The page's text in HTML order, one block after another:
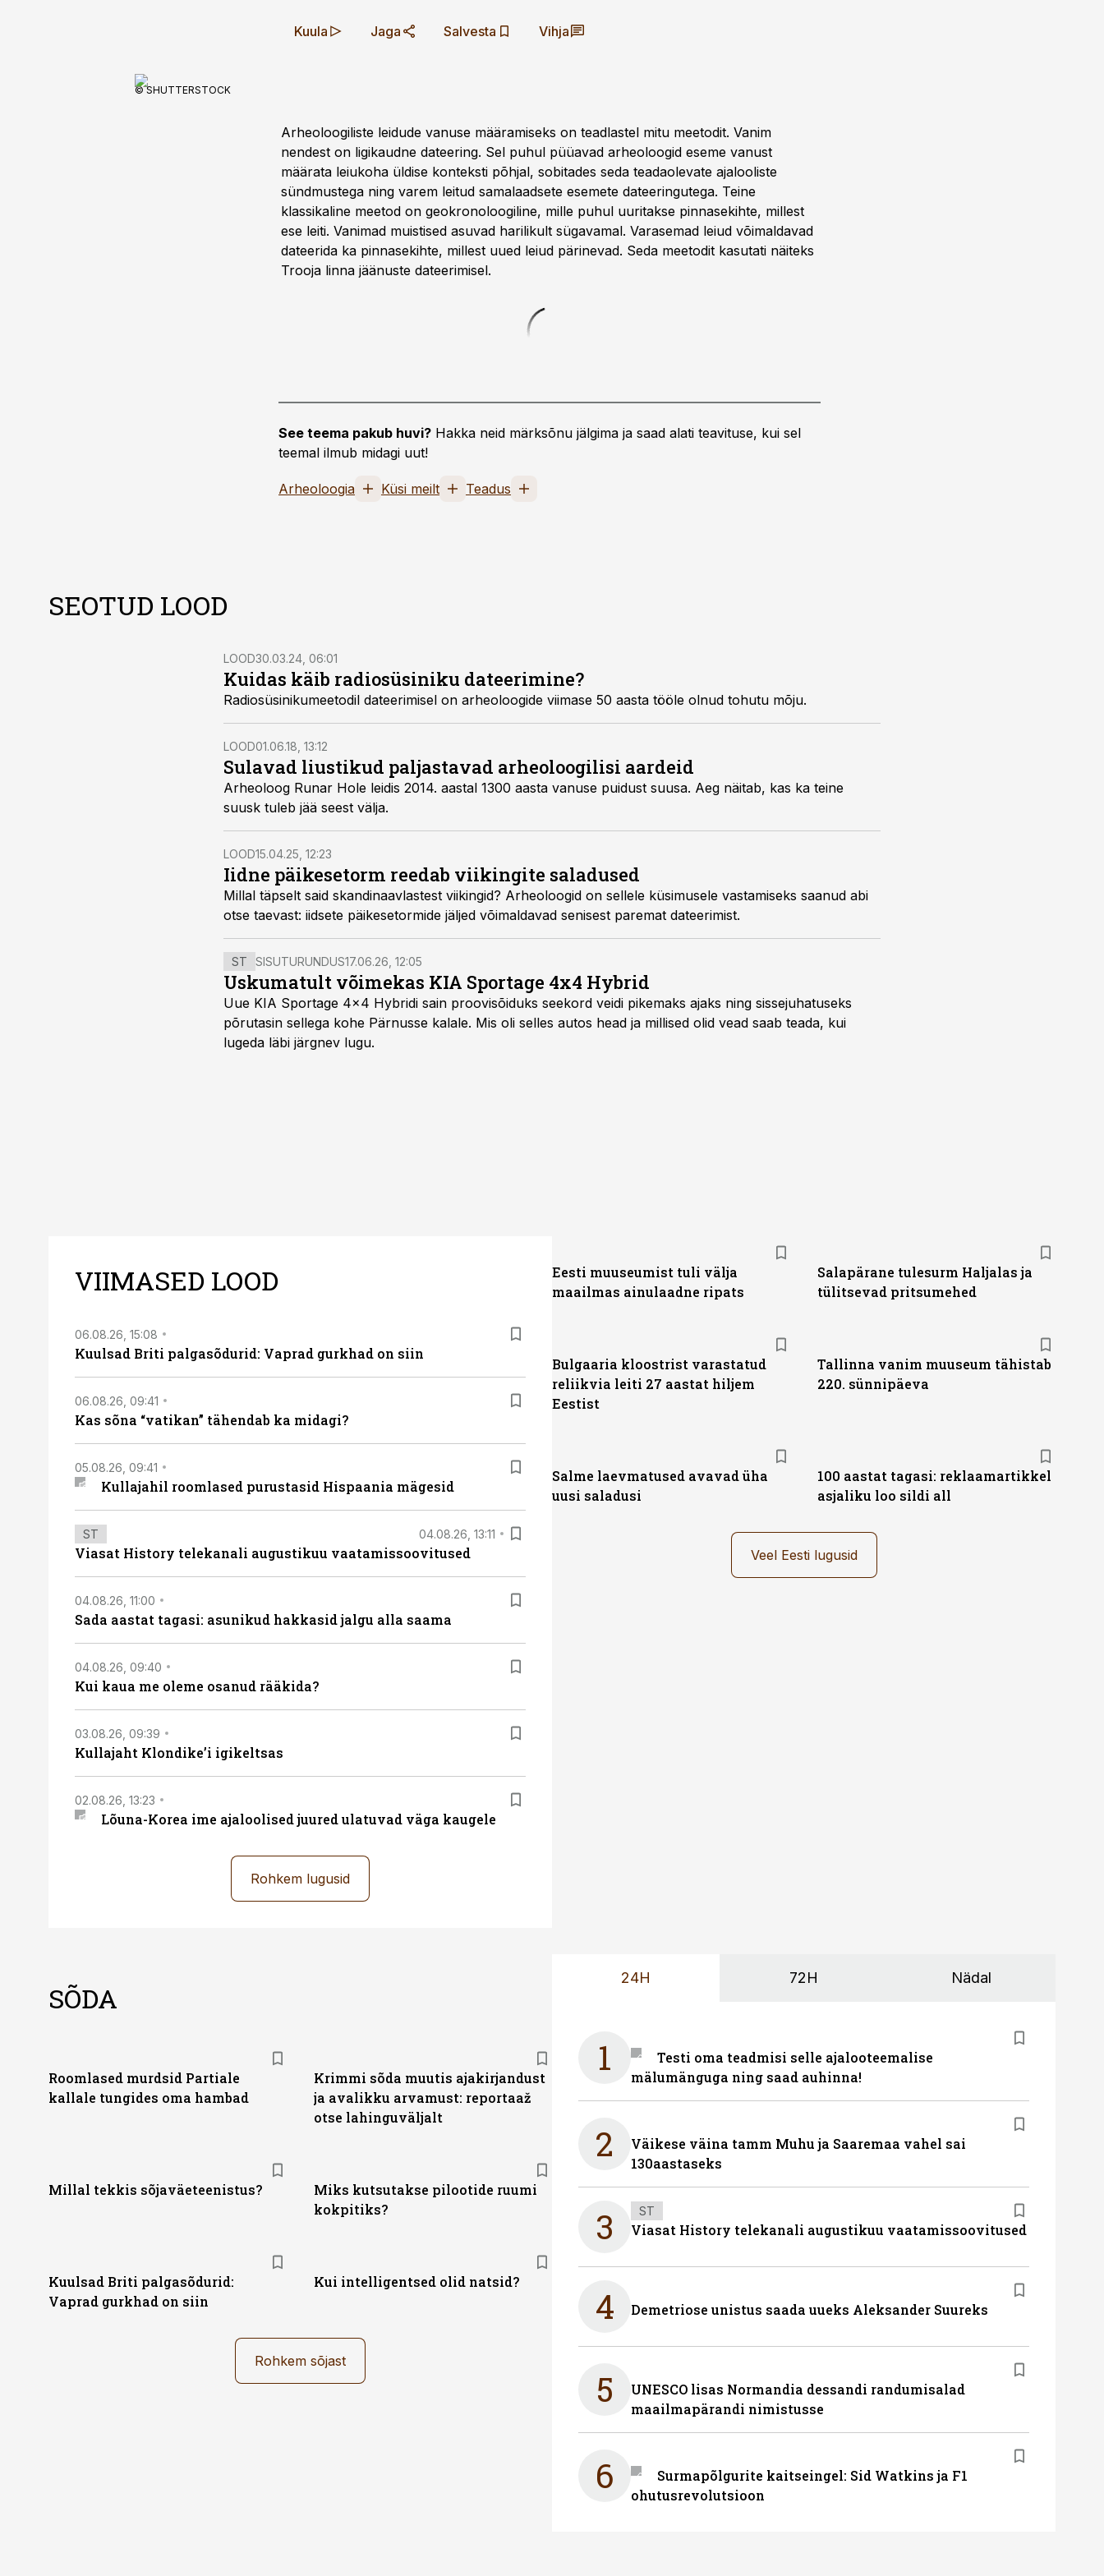
Kuula Jaga Salvesta Vihja
© SHUTTERSTOCK
Arheoloogiliste leidude vanuse määramiseks on teadlastel mitu meetodit. Vanim
nendest on ligikaudne dateering. Sel puhul püüavad arheoloogid eseme vanust
määrata leiu­koha üldise konteksti põhjal, sobitades seda teadaolevate ajalooliste
sündmustega ning varem leitud samalaadsete esemete dateeringutega. Teine
klassikaline meetod on geokronoloogiline, mille puhul uuritakse pinnasekihte, millest
ese leiti. Vanimad muistised asuvad harilikult sügavamal. Varasemad leiud võimaldavad
dateerida ka pinnasekihte, millest uued leiud pärinevad. Seda meetodit kasutati näiteks
Trooja linna jäänuste dateerimisel.
See teema pakub huvi? Hakka neid märksõnu jälgima ja saad alati teavituse, kui sel
teemal ilmub midagi uut!
Arheoloogia Küsi meilt Teadus
SEOTUD LOOD
LOOD30.03.24, 06:01
Kuidas käib radiosüsiniku dateerimine?
Radiosüsinikumeetodil dateerimisel on arheoloogide viimase 50 aasta tööle olnud tohutu mõju.
LOOD01.06.18, 13:12
Sulavad liustikud paljastavad arheoloogilisi aardeid
Arheoloog Runar Hole leidis 2014. aastal 1300 aasta vanuse puidust suusa. Aeg näitab, kas ka teine
suusk tuleb jää seest välja.
LOOD15.04.25, 12:23
Iidne päikesetorm reedab viikingite saladused
Millal täpselt said skandinaavlastest viikingid? Arheoloogid on sellele küsimusele vastamiseks saanud abi
otse taevast: iidsete päikesetormide jäljed võimaldavad senisest paremat dateerimist.
ST SISUTURUNDUS17.06.26, 12:05
Uskumatult võimekas KIA Sportage 4x4 Hybrid
Uue KIA Sportage 4x4 Hybridi sain proovisõiduks seekord veidi pikemaks ajaks ning sissejuhatuseks
põrutasin sellega kohe Pärnusse kalale. Mis oli selles autos head ja millised olid vead saab teada, kui
lugeda läbi järgnev lugu.
VIIMASED LOOD
06.08.26, 15:08
Kuulsad Briti palgasõdurid: Vaprad gurkhad on siin
06.08.26, 09:41
Kas sõna “vatikan” tähendab ka midagi?
05.08.26, 09:41
Kullajahil roomlased purustasid Hispaania mägesid
ST 04.08.26, 13:11
Viasat History telekanali augustikuu vaatamissoovitused
04.08.26, 11:00
Sada aastat tagasi: asunikud hakkasid jalgu alla saama
04.08.26, 09:40
Kui kaua me oleme osanud rääkida?
03.08.26, 09:39
Kullajaht Klondike’i igikeltsas
02.08.26, 13:23
Lõuna-Korea ime ajaloolised juured ulatuvad väga kaugele
Rohkem lugusid
Eesti muuseumist tuli välja
maailmas ainulaadne ripats
Salapärane tulesurm Haljalas ja
tülitsevad pritsumehed
Bulgaaria kloostrist varastatud
reliikvia leiti 27 aastat hiljem
Eestist
Tallinna vanim muuseum tähistab
220. sünnipäeva
Salme laevmatused avavad üha
uusi saladusi
100 aastat tagasi: reklaamartikkel
asjaliku loo sildi all
Veel Eesti lugusid
SÕDA
Roomlased murdsid Partiale
kallale tungides oma hambad
Krimmi sõda muutis ajakirjandust
ja avalikku arvamust: reportaaž
otse lahinguväljalt
Millal tekkis sõjaväeteenistus?
Miks kutsutakse pilootide ruumi
kokpitiks?
Kuulsad Briti palgasõdurid:
Vaprad gurkhad on siin
Kui intelligentsed olid natsid?
Rohkem sõjast
24H 72H Nädal
1
Testi oma teadmisi selle ajalooteemalise
mälumänguga ning saad auhinna!
2
Väikese väina tamm Muhu ja Saaremaa vahel sai
130aastaseks
3 ST
Viasat History telekanali augustikuu vaatamissoovitused
4 Demetriose unistus saada uueks Aleksander Suureks
5
UNESCO lisas Normandia dessandi randumisalad
maailmapärandi nimistusse
6
Surmapõlgurite kaitseingel: Sid Watkins ja F1
ohutusrevolutsioon